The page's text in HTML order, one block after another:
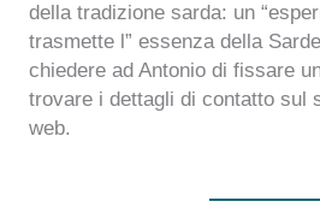
della tradizione sarda: un
trasmette l” essenza della
chiedere ad Antonio di fissare
trovare i dettagli di contatto sul
web.